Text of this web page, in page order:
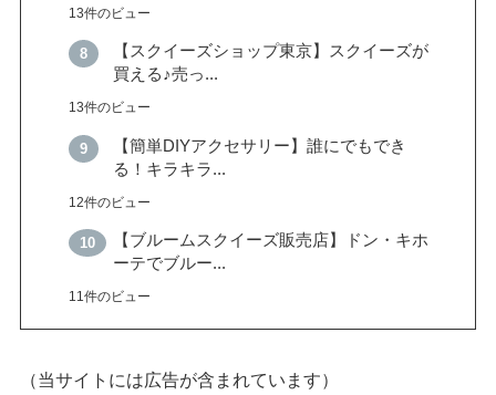
13件のビュー
【スクイーズショップ東京】スクイーズが
買える♪売っ...
13件のビュー
【簡単DIYアクセサリー】誰にでもでき
る！キラキラ...
12件のビュー
【ブルームスクイーズ販売店】ドン・キホ
ーテでブルー...
11件のビュー
（当サイトには広告が含まれています）